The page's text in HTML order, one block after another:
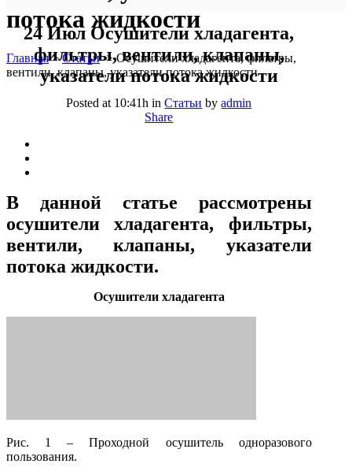
потока жидкости
Главная>Статьи >Осушители хладагента, фильтры,
вентили, клапаны, указатели потока жидкости
24 Июл Осушители хладагента,
фильтры, вентили, клапаны,
указатели потока жидкости
Posted at 10:41h inСтатьи byadmin
Share
В данной статье рассмотрены
осушители хладагента, фильтры,
вентили, клапаны, указатели
потока жидкости.
Осушители хладагента
Рис. 1 – Проходной осушитель одноразового
пользования.